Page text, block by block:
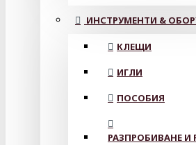
ИНСТРУМЕНТИ &
КЛЕЩИ
ИГЛИ
ПОСОБИЯ
РАЗПРОБИВАНЕ И